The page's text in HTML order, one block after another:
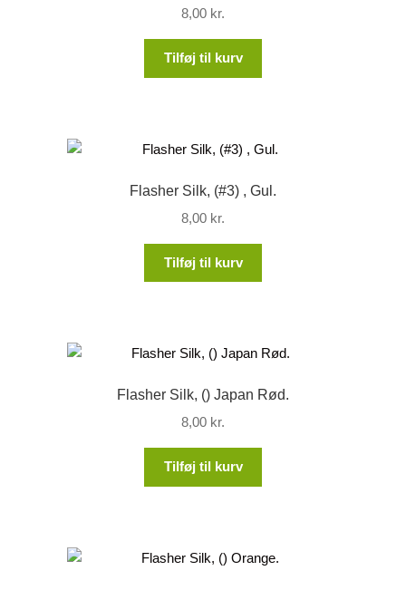
8,00 kr.
Tilføj til kurv
Flasher Silk, (#3) , Gul.
8,00 kr.
Tilføj til kurv
Flasher Silk, () Japan Rød.
8,00 kr.
Tilføj til kurv